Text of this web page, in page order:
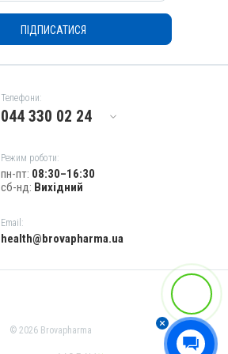
ПІДПИСАТИСЯ
Телефони:
044 330 02 24
Режим роботи:
пн-пт: 08:30–16:30
сб-нд: Вихідний
Email:
health@brovapharma.ua
© 2026 Brovapharma